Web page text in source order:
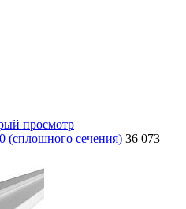
просмотр
сечения) 36 073